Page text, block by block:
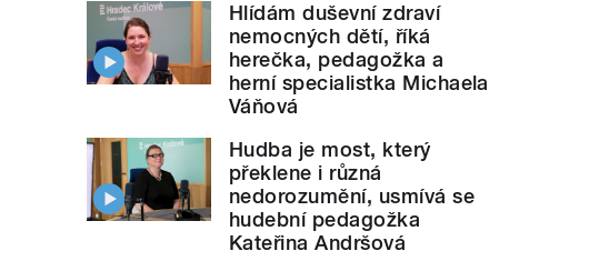
Hlídám duševní zdraví
nemocných dětí, říká
herečka, pedagožka a
herní specialistka Michaela
Váňová
Hudba je most, který
překlene i různá
nedorozumění, usmívá se
hudební pedagožka
Kateřina Andršová